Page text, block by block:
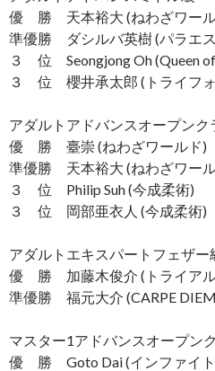
優 勝 天本裕大 (ねわざワー
準優勝 ダシルバ英樹 (パラエ
３ 位 Seongjong Oh (Queen
３ 位 櫻井承太郎 (トライフ
アダルトアドバンスオープンク
優 勝 臺崇 (ねわざワールド)
準優勝 天本裕大 (ねわざワー
３ 位 Philip Suh (今成柔術)
３ 位 岡部亜衣人 (今成柔術)
アダルトエキスパートフェザー
優 勝 加藤木俊介 (トライア
準優勝 福元大介 (CARPE
マスター1アドバンスオープン
優 勝 Goto Dai (インファイト